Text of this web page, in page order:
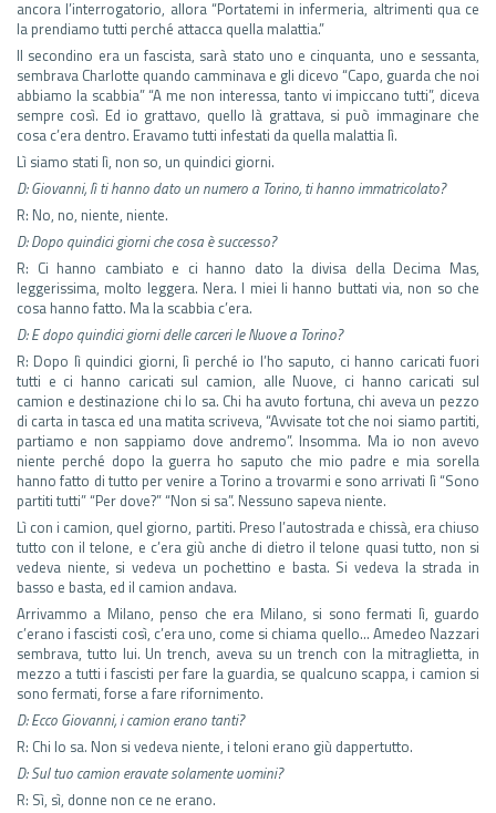
ancora l’interrogatorio, allora “Portatemi in infermeria, altrimenti qua ce
la prendiamo tutti perché attacca quella malattia.”
Il secondino era un fascista, sarà stato uno e cinquanta, uno e sessanta,
sembrava Charlotte quando camminava e gli dicevo “Capo, guarda che noi
abbiamo la scabbia” “A me non interessa, tanto vi impiccano tutti”, diceva
sempre così. Ed io grattavo, quello là grattava, si può immaginare che
cosa c’era dentro. Eravamo tutti infestati da quella malattia lì.
Lì siamo stati lì, non so, un quindici giorni.
D: Giovanni, lì ti hanno dato un numero a Torino, ti hanno immatricolato?
R: No, no, niente, niente.
D: Dopo quindici giorni che cosa è successo?
R: Ci hanno cambiato e ci hanno dato la divisa della Decima Mas,
leggerissima, molto leggera. Nera. I miei li hanno buttati via, non so che
cosa hanno fatto. Ma la scabbia c’era.
D: E dopo quindici giorni delle carceri le Nuove a Torino?
R: Dopo lì quindici giorni, lì perché io l’ho saputo, ci hanno caricati fuori
tutti e ci hanno caricati sul camion, alle Nuove, ci hanno caricati sul
camion e destinazione chi lo sa. Chi ha avuto fortuna, chi aveva un pezzo
di carta in tasca ed una matita scriveva, “Avvisate tot che noi siamo partiti,
partiamo e non sappiamo dove andremo”. Insomma. Ma io non avevo
niente perché dopo la guerra ho saputo che mio padre e mia sorella
hanno fatto di tutto per venire a Torino a trovarmi e sono arrivati lì “Sono
partiti tutti” “Per dove?” “Non si sa”. Nessuno sapeva niente.
Lì con i camion, quel giorno, partiti. Preso l’autostrada e chissà, era chiuso
tutto con il telone, e c’era giù anche di dietro il telone quasi tutto, non si
vedeva niente, si vedeva un pochettino e basta. Si vedeva la strada in
basso e basta, ed il camion andava.
Arrivammo a Milano, penso che era Milano, si sono fermati lì, guardo
c’erano i fascisti così, c’era uno, come si chiama quello… Amedeo Nazzari
sembrava, tutto lui. Un trench, aveva su un trench con la mitraglietta, in
mezzo a tutti i fascisti per fare la guardia, se qualcuno scappa, i camion si
sono fermati, forse a fare rifornimento.
D: Ecco Giovanni, i camion erano tanti?
R: Chi lo sa. Non si vedeva niente, i teloni erano giù dappertutto.
D: Sul tuo camion eravate solamente uomini?
R: Sì, sì, donne non ce ne erano.